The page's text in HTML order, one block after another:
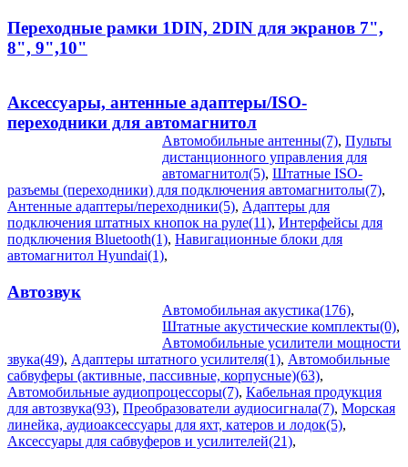
Переходные рамки 1DIN, 2DIN для экранов 7",
8", 9",10"
Аксессуары, антенные адаптеры/ISO-
переходники для автомагнитол
Автомобильные антенны(7), Пульты
дистанционного управления для
автомагнитол(5), Штатные ISO-
разъемы (переходники) для подключения автомагнитолы(7),
Антенные адаптеры/переходники(5), Адаптеры для
подключения штатных кнопок на руле(11), Интерфейсы для
подключения Bluetooth(1), Навигационные блоки для
автомагнитол Hyundai(1),
Автозвук
Автомобильная акустика(176),
Штатные акустические комплекты(0),
Автомобильные усилители мощности
звука(49), Адаптеры штатного усилителя(1), Автомобильные
сабвуферы (активные, пассивные, корпусные)(63),
Автомобильные аудиопроцессоры(7), Кабельная продукция
для автозвука(93), Преобразователи аудиосигнала(7), Морская
линейка, аудиоаксессуары для яхт, катеров и лодок(5),
Аксессуары для сабвуферов и усилителей(21),